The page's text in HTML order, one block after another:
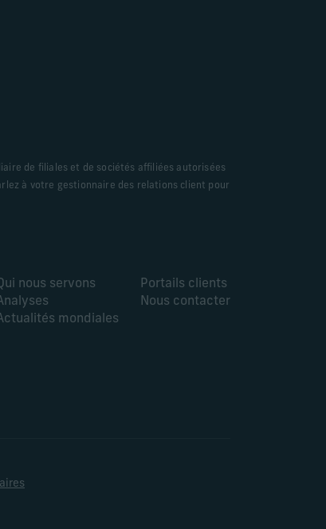
de filiales et de sociétés affiliées autorisées
à votre gestionnaire des relations client pour
nous servons
mondiales
Portails clients
Nous contacter